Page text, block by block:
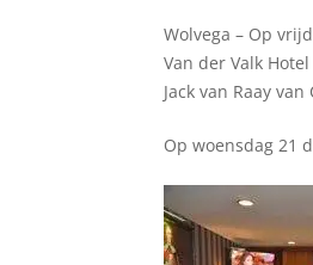
Wolvega – Op
Van der Valk
Jack van Raay
Op woensdag 21